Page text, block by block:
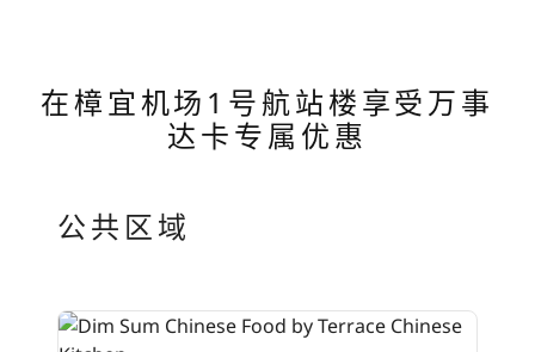
在樟宜机场1号航站楼享受万事
达卡专属优惠
公共区域